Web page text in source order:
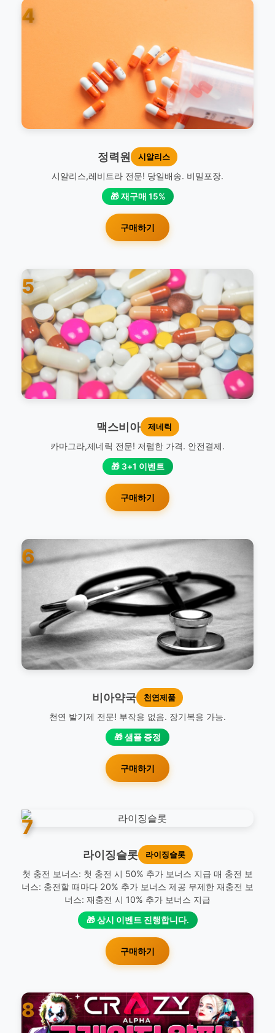
4
정력원 시알리스
시알리스,레비트라 전문! 당일배송. 비밀포장.
🎁 재구매 15%
구매하기
5
맥스비아 제네릭
카마그라,제네릭 전문! 저렴한 가격. 안전결제.
🎁 3+1 이벤트
구매하기
6
비아약국 천연제품
천연 발기제 전문! 부작용 없음. 장기복용 가능.
🎁 샘플 증정
구매하기
7
라이징슬롯 라이징슬롯
첫 충전 보너스: 첫 충전 시 50% 추가 보너스 지급 매 충전 보
너스: 충전할 때마다 20% 추가 보너스 제공 무제한 재충전 보
너스: 재충전 시 10% 추가 보너스 지급
🎁 상시 이벤트 진행합니다.
구매하기
8